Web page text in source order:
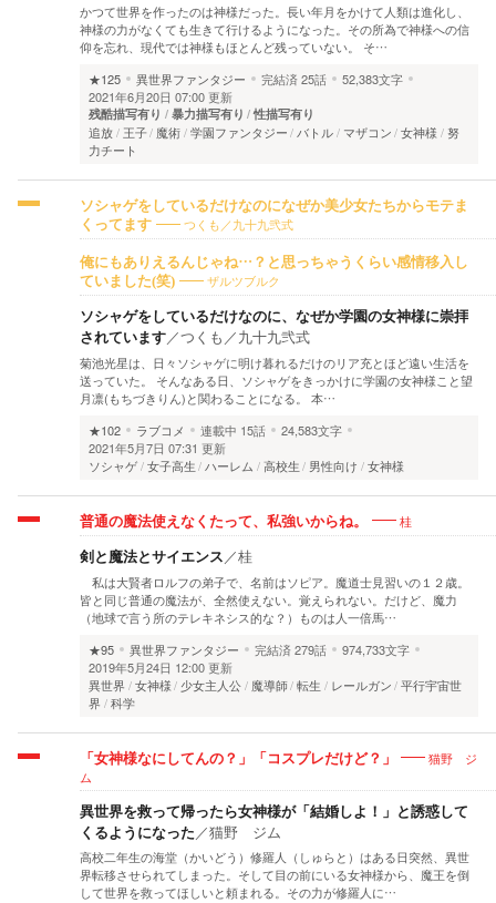
かつて世界を作ったのは神様だった。長い年月をかけて人類は進化し、
神様の力がなくても生きて行けるようになった。その所為で神様への信
仰を忘れ、現代では神様もほとんど残っていない。 そ…
★125
異世界ファンタジー 完結済25話
52,383文字
2021年6月20日 07:00 更新
残酷描写有り 暴力描写有り 性描写有り
追放 王子 魔術 学園ファンタジー バトル マザコン 女神様
努
力チート
ソシャゲをしているだけなのになぜか美少女たちからモテま
くってます
つくも／九十九弐式
俺にもありえるんじゃね…？と思っちゃうくらい感情移入し
ていました(笑)
ザルツブルク
ソシャゲをしているだけなのに、なぜか学園の女神様に崇拝
されています／つくも／九十九弐式
菊池光星は、日々ソシャゲに明け暮れるだけのリア充とほど遠い生活を
送っていた。 そんなある日、ソシャゲをきっかけに学園の女神様こと望
月凛(もちづきりん)と関わることになる。 本…
★102
ラブコメ 連載中 15話
24,583文字
2021年5月7日 07:31 更新
ソシャゲ 女子高生 ハーレム 高校生 男性向け 女神様
普通の魔法使えなくたって、私強いからね。 桂
剣と魔法とサイエンス／桂
私は大賢者ロルフの弟子で、名前はソピア。魔道士見習いの１２歳。
皆と同じ普通の魔法が、全然使えない。覚えられない。だけど、魔力
（地球で言う所のテレキネシス的な？）ものは人一倍馬…
★95
異世界ファンタジー 完結済279話
974,733文字
2019年5月24日 12:00 更新
異世界
女神様 少女主人公 魔導師 転生 レールガン 平行宇宙世
界
科学
「女神様なにしてんの？」「コスプレだけど？」
猫野 ジ
ム
異世界を救って帰ったら女神様が「結婚しよ！」と誘惑して
くるようになった ／猫野 ジム
高校二年生の海堂（かいどう）修羅人（しゅらと）はある日突然、異世
界転移させられてしまった。そして目の前にいる女神様から、魔王を倒
して世界を救ってほしいと頼まれる。その力が修羅人に…